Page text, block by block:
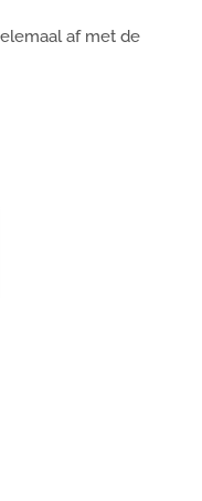
af met de